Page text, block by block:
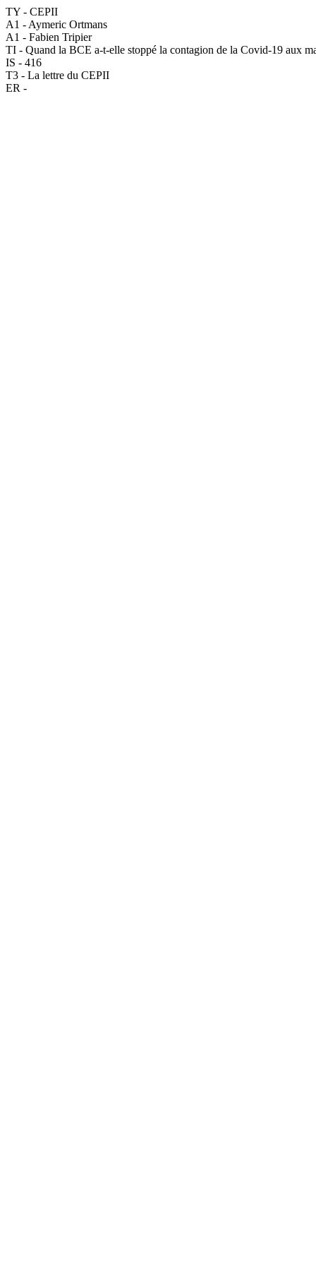
TY - CEPII
A1 - Aymeric Ortmans
A1 - Fabien Tripier
TI - Quand la BCE a-t-elle stoppé la contagion de la Covid-19 aux
IS - 416
T3 - La lettre du CEPII
ER -